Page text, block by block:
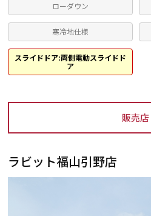
ローダウン
寒冷地仕様
スライドドア:両側電動スライドド
ア
販売店
ラビット福山引野店